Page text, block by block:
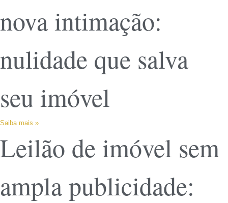
nova intimação:
nulidade que salva
seu imóvel
Saiba mais »
Leilão de imóvel sem
ampla publicidade: